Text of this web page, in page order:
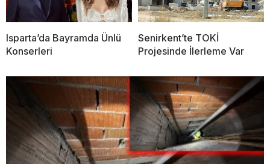
Isparta’da Bayramda Ünlü
Konserleri
Senirkent’te TOKİ
Projesinde İlerleme Var